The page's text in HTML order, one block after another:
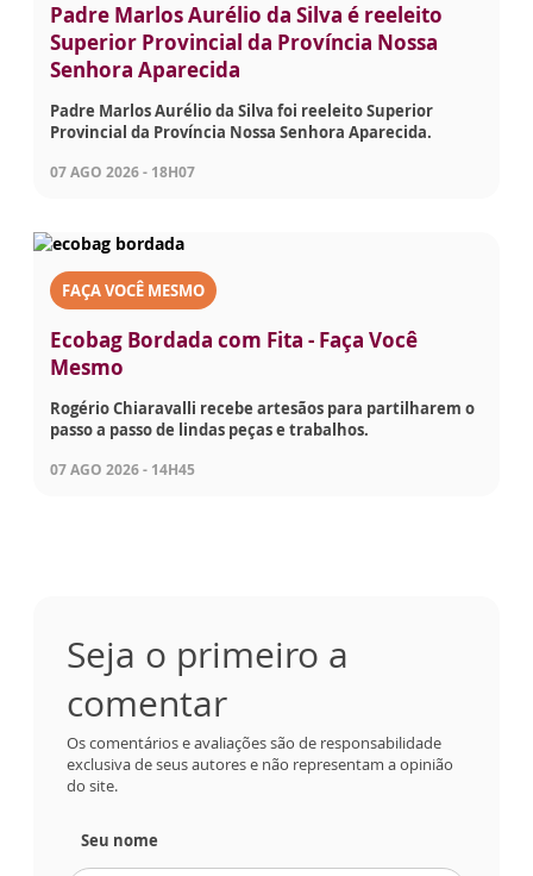
Padre Marlos Aurélio da Silva é reeleito
Superior Provincial da Província Nossa
Senhora Aparecida
Padre Marlos Aurélio da Silva foi reeleito Superior
Provincial da Província Nossa Senhora Aparecida.
07 AGO 2026 - 18H07
FAÇA VOCÊ MESMO
Ecobag Bordada com Fita - Faça Você
Mesmo
Rogério Chiaravalli recebe artesãos para partilharem o
passo a passo de lindas peças e trabalhos.
07 AGO 2026 - 14H45
Seja o primeiro a
comentar
Os comentários e avaliações são de responsabilidade
exclusiva de seus autores e não representam a opinião
do site.
Seu nome